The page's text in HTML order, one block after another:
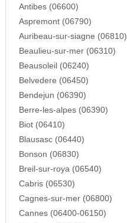
Antibes (06600)
Aspremont (06790)
Auribeau-sur-siagne (06810)
Beaulieu-sur-mer (06310)
Beausoleil (06240)
Belvedere (06450)
Bendejun (06390)
Berre-les-alpes (06390)
Biot (06410)
Blausasc (06440)
Bonson (06830)
Breil-sur-roya (06540)
Cabris (06530)
Cagnes-sur-mer (06800)
Cannes (06400-06150)